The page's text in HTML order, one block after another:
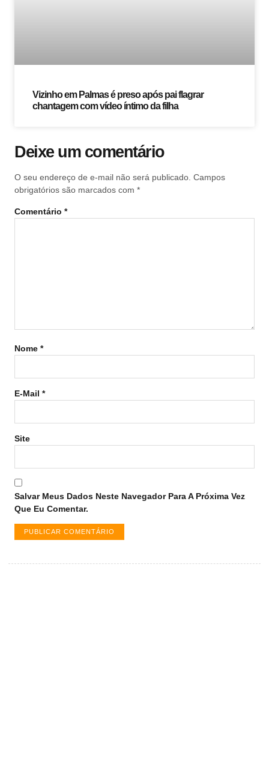
Vizinho em Palmas é preso após pai flagrar
chantagem com vídeo íntimo da filha
Deixe um comentário
O seu endereço de e-mail não será publicado. Campos
obrigatórios são marcados com *
Comentário *
Nome *
E-Mail *
Site
Salvar Meus Dados Neste Navegador Para A Próxima Vez
Que Eu Comentar.